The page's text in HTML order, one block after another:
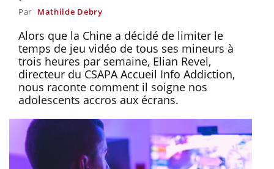
Par Mathilde Debry
Alors que la Chine a décidé de limiter le
temps de jeu vidéo de tous ses mineurs à
trois heures par semaine, Elian Revel,
directeur du CSAPA Accueil Info Addiction,
nous raconte comment il soigne nos
adolescents accros aux écrans.